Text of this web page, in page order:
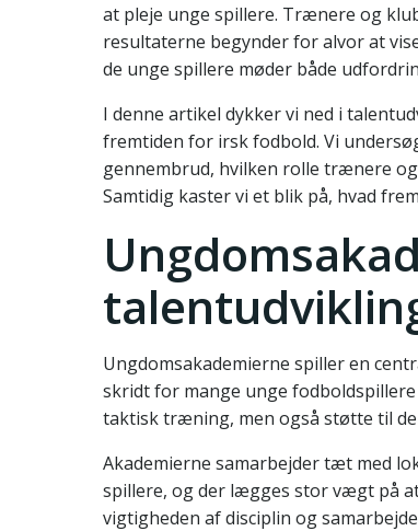
at pleje unge spillere. Trænere og
resultaterne begynder for alvor at
de unge spillere møder både
I denne artikel dykker vi ned i
fremtiden for irsk fodbold. Vi
gennembrud, hvilken rolle trænere
Samtidig kaster vi et blik på, hvad
Ungdomsakademierne spiller en
skridt for mange unge
taktisk træning, men også støtte til
Akademierne samarbejder tæt med
spillere, og der lægges stor vægt på
vigtigheden af disciplin og